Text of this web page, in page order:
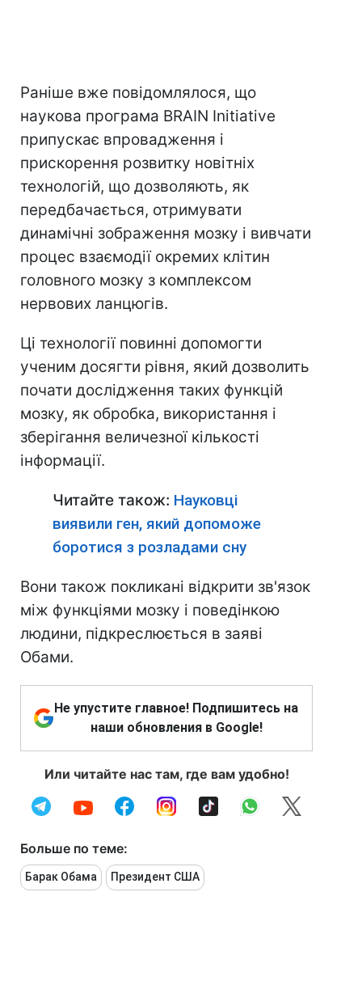
Раніше вже повідомлялося, що
наукова програма BRAIN Initiative
припускає впровадження і
прискорення розвитку новітніх
технологій, що дозволяють, як
передбачається, отримувати
динамічні зображення мозку і вивчати
процес взаємодії окремих клітин
головного мозку з комплексом
нервових ланцюгів.
Ці технології повинні допомогти
ученим досягти рівня, який дозволить
почати дослідження таких функцій
мозку, як обробка, використання і
зберігання величезної кількості
інформації.
Читайте також: Науковці
виявили ген, який допоможе
боротися з розладами сну
Вони також покликані відкрити зв'язок
між функціями мозку і поведінкою
людини, підкреслюється в заяві
Обами.
Не упустите главное! Подпишитесь на
наши обновления в Google!
Или читайте нас там, где вам удобно!
Больше по теме:
Барак Обама Президент США